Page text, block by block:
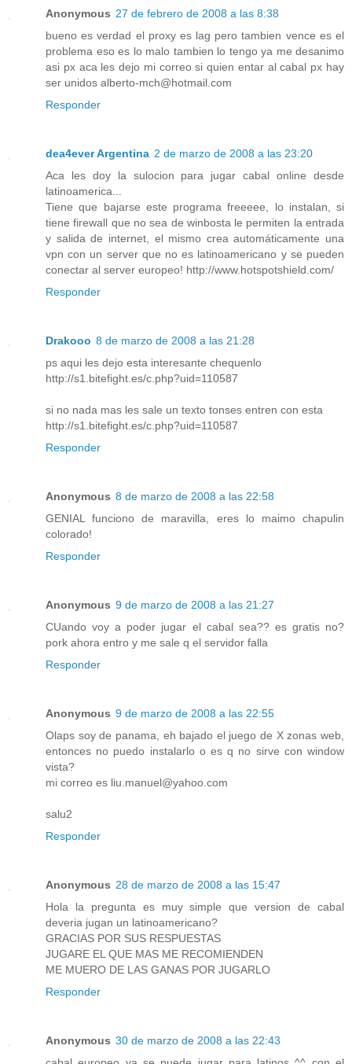
Anonymous 27 de febrero de 2008 a las 8:38
bueno es verdad el proxy es lag pero tambien vence es el
problema eso es lo malo tambien lo tengo ya me desanimo
asi px aca les dejo mi correo si quien entar al cabal px hay
ser unidos alberto-mch@hotmail.com
Responder
dea4ever Argentina 2 de marzo de 2008 a las 23:20
Aca les doy la sulocion para jugar cabal online desde
latinoamerica...
Tiene que bajarse este programa freeeee, lo instalan, si
tiene firewall que no sea de winbosta le permiten la entrada
y salida de internet, el mismo crea automáticamente una
vpn con un server que no es latinoamericano y se pueden
conectar al server europeo! http://www.hotspotshield.com/
Responder
Drakooo 8 de marzo de 2008 a las 21:28
ps aqui les dejo esta interesante chequenlo
http://s1.bitefight.es/c.php?uid=110587
si no nada mas les sale un texto tonses entren con esta
http://s1.bitefight.es/c.php?uid=110587
Responder
Anonymous 8 de marzo de 2008 a las 22:58
GENIAL funciono de maravilla, eres lo maimo chapulin
colorado!
Responder
Anonymous 9 de marzo de 2008 a las 21:27
CUando voy a poder jugar el cabal sea?? es gratis no?
pork ahora entro y me sale q el servidor falla
Responder
Anonymous 9 de marzo de 2008 a las 22:55
Olaps soy de panama, eh bajado el juego de X zonas web,
entonces no puedo instalarlo o es q no sirve con window
vista?
mi correo es liu.manuel@yahoo.com
salu2
Responder
Anonymous 28 de marzo de 2008 a las 15:47
Hola la pregunta es muy simple que version de cabal
deveria jugan un latinoamericano?
GRACIAS POR SUS RESPUESTAS
JUGARE EL QUE MAS ME RECOMIENDEN
ME MUERO DE LAS GANAS POR JUGARLO
Responder
Anonymous 30 de marzo de 2008 a las 22:43